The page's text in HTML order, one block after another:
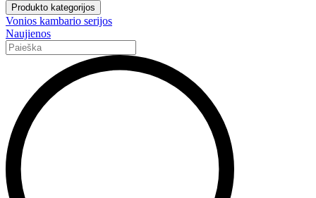
Produkto kategorijos
Vonios kambario serijos
Naujienos